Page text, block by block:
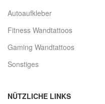
Autoaufkleber
Fitness Wandtattoos
Gaming Wandtattoos
Sonstiges
NÜTZLICHE LINKS